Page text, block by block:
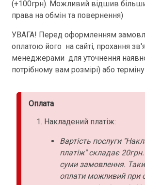
(+100грн). Можливий відшив
права на обмін та повернення)
УВАГА! Перед оформленням
оплатою його на сайті, прохання
менеджерами для уточнення
потрібному вам розмірі) або
Оплата
Накладений платіж:
Вартість послуги
платіж" складає 20грн.
суми замовлення.
оплати можливий при